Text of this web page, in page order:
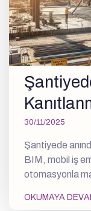
30/11/2025
Şantiyede
BIM, mobil iş
otomasyonla
OKUMAYA